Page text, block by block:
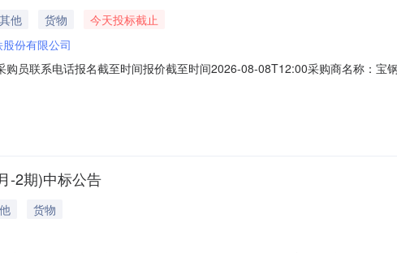
其他 货物
今天投标截止
份有限公司
员联系电话报名截至时间报价截至时间2026-08-08T12:00采购商名称：宝
吨。限价类别：数量不定、价格定。价格条款：CFR，合同结算价格基准为
-2期)中标公告
货物